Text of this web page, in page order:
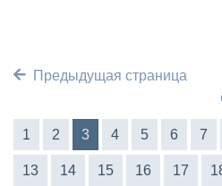
Предыдущая страница
1 2 3 4 5 6 7
13 14 15 16 17